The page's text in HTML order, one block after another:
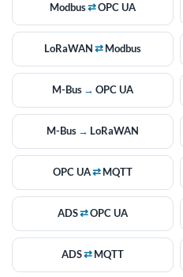
Modbus⇄OPC UA
LoRaWAN ⇄ Modbus
M-Bus → OPC UA
M-Bus → LoRaWAN
OPC UA⇄ MQTT
ADS⇄OPC UA
ADS⇄ MQTT